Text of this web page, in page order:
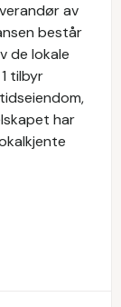
av
består
de lokale
tilbyr
har